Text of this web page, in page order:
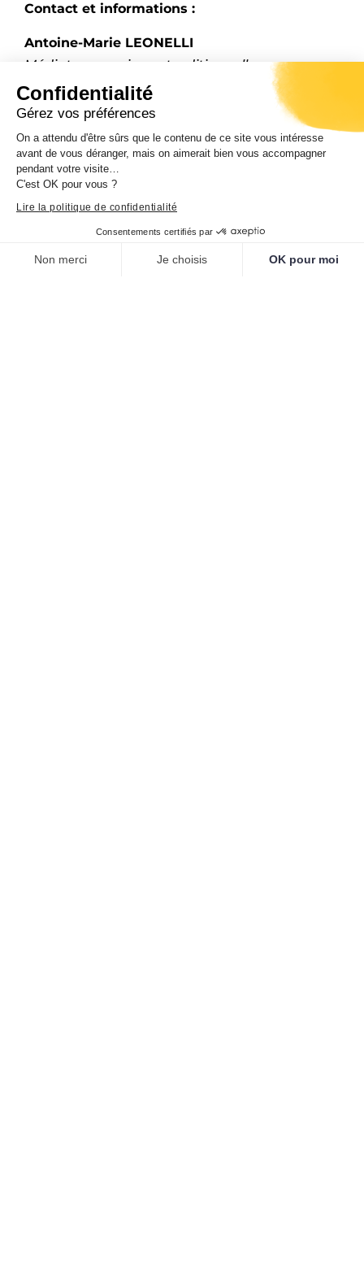
Confidentialité
Gérez vos préférences
On a attendu d'être sûrs que le contenu de ce site vous intéresse
avant de vous déranger, mais on aimerait bien vous accompagner
pendant votre visite…
C'est OK pour vous ?
Lire la politique de confidentialité
Consentements certifiés par
Non merci Je choisis OK pour moi
Contact et informations :
Antoine-Marie LEONELLI
Médiateur musiques traditionnelles
Musée de la Corse
La citadelle 20250 CORTE
Tél. : 04.95.45.26.05
Fax. : 04.95.45.26.03
a.leonelli@musee-corse.com